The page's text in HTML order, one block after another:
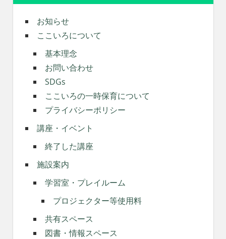
お知らせ
ここいろについて
基本理念
お問い合わせ
SDGs
ここいろの一時保育について
プライバシーポリシー
講座・イベント
終了した講座
施設案内
学習室・プレイルーム
プロジェクター等使用料
共有スペース
図書・情報スペース